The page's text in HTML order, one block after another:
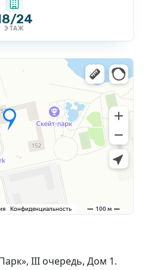
24
ЭТАЖ
III очередь, Дом 1.